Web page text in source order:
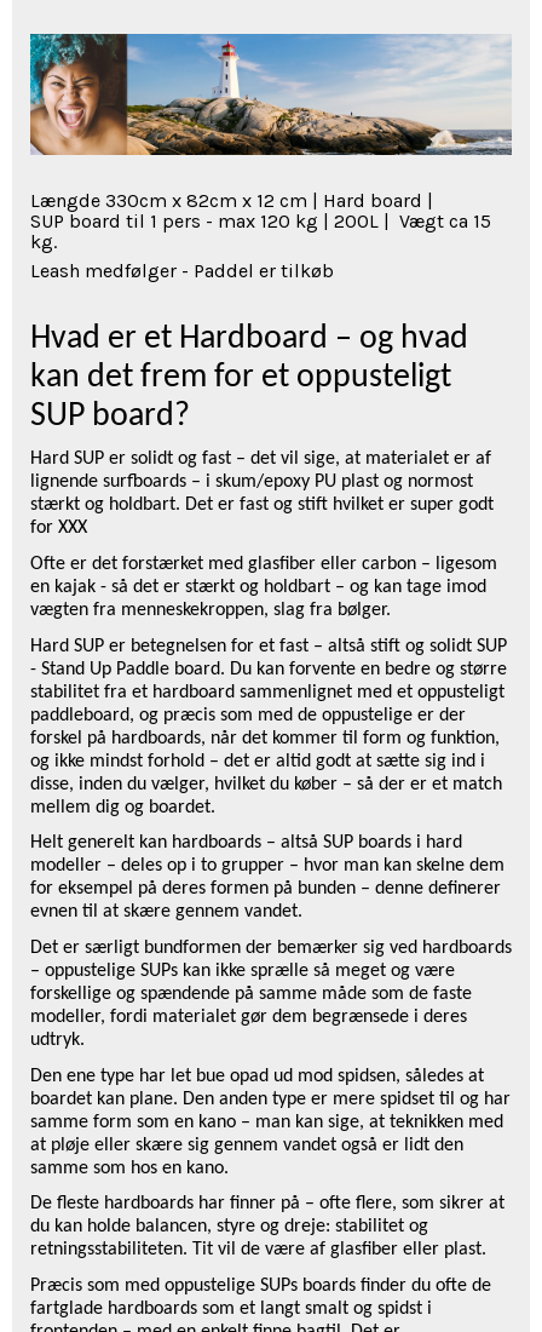
Længde 330cm x 82cm x 12 cm | Hard board |
SUP board til 1 pers - max 120 kg | 200L | Vægt ca 15
kg.
Leash medfølger - Paddel er tilkøb
Hvad er et Hardboard – og hvad
kan det frem for et oppusteligt
SUP board?
Hard SUP er solidt og fast – det vil sige, at materialet er af
lignende surfboards – i skum/epoxy PU plast og normost
stærkt og holdbart. Det er fast og stift hvilket er super godt
for XXX
Ofte er det forstærket med glasfiber eller carbon – ligesom
en kajak - så det er stærkt og holdbart – og kan tage imod
vægten fra menneskekroppen, slag fra bølger.
Hard SUP er betegnelsen for et fast – altså stift og solidt SUP
- Stand Up Paddle board. Du kan forvente en bedre og større
stabilitet fra et hardboard sammenlignet med et oppusteligt
paddleboard, og præcis som med de oppustelige er der
forskel på hardboards, når det kommer til form og funktion,
og ikke mindst forhold – det er altid godt at sætte sig ind i
disse, inden du vælger, hvilket du køber – så der er et match
mellem dig og boardet.
Helt generelt kan hardboards – altså SUP boards i hard
modeller – deles op i to grupper – hvor man kan skelne dem
for eksempel på deres formen på bunden – denne definerer
evnen til at skære gennem vandet.
Det er særligt bundformen der bemærker sig ved hardboards
– oppustelige SUPs kan ikke sprælle så meget og være
forskellige og spændende på samme måde som de faste
modeller, fordi materialet gør dem begrænsede i deres
udtryk.
Den ene type har let bue opad ud mod spidsen, således at
boardet kan plane. Den anden type er mere spidset til og har
samme form som en kano – man kan sige, at teknikken med
at pløje eller skære sig gennem vandet også er lidt den
samme som hos en kano.
De fleste hardboards har finner på – ofte flere, som sikrer at
du kan holde balancen, styre og dreje: stabilitet og
retningsstabiliteten. Tit vil de være af glasfiber eller plast.
Præcis som med oppustelige SUPs boards finder du ofte de
fartglade hardboards som et langt smalt og spidst i